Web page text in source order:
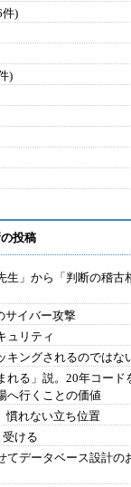
件)
)
投稿
生」から「判断の稽古
サイバー攻撃
ュリティ
キングされるのではな
れる」説。20年コード
へ行くことの価値
れない立ち位置
ける
てデータベース設計の